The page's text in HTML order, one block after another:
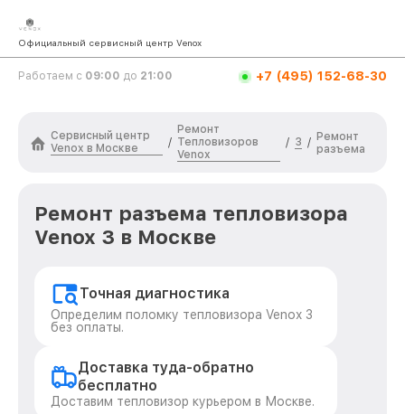
Официальный сервисный центр Venox
Работаем с 09:00 до 21:00 +7 (495) 152-68-30
Сервисный центр
Venox в Москве
/
Ремонт
Тепловизоров
Venox
/ 3 / Ремонт
разъема
Ремонт разъема тепловизора
Venox 3 в Москве
Точная диагностика
Определим поломку тепловизора Venox 3
без оплаты.
Доставка туда-обратно
бесплатно
Доставим тепловизор курьером в Москве.